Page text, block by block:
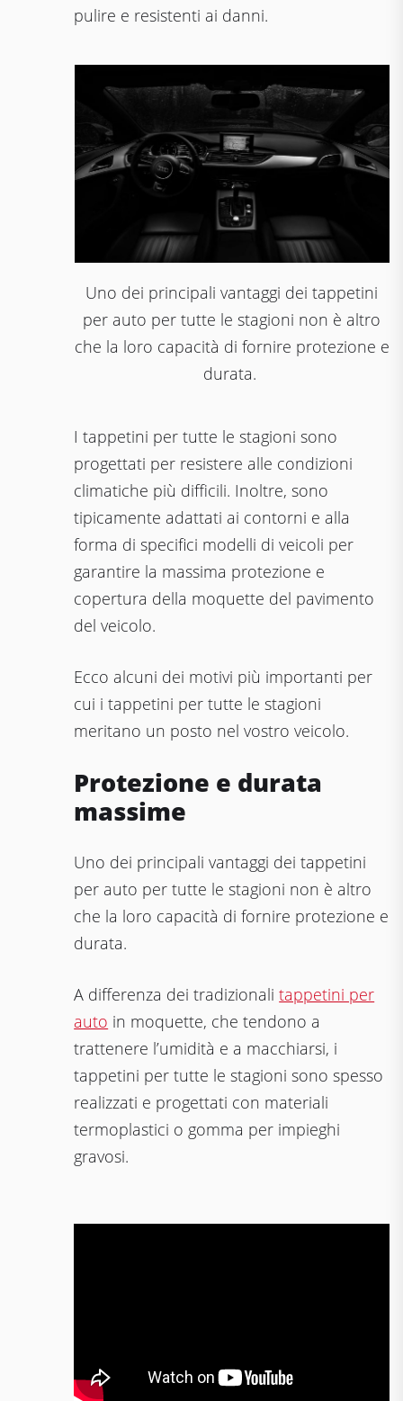
pulire e resistenti ai danni.
Uno dei principali vantaggi dei tappetini
per auto per tutte le stagioni non è altro
che la loro capacità di fornire protezione e
durata.
I tappetini per tutte le stagioni sono
progettati per resistere alle condizioni
climatiche più difficili. Inoltre, sono
tipicamente adattati ai contorni e alla
forma di specifici modelli di veicoli per
garantire la massima protezione e
copertura della moquette del pavimento
del veicolo.
Ecco alcuni dei motivi più importanti per
cui i tappetini per tutte le stagioni
meritano un posto nel vostro veicolo.
Protezione e durata
massime
Uno dei principali vantaggi dei tappetini
per auto per tutte le stagioni non è altro
che la loro capacità di fornire protezione e
durata.
A differenza dei tradizionalitappetini per
auto in moquette, che tendono a
trattenere l’umidità e a macchiarsi, i
tappetini per tutte le stagioni sono spesso
realizzati e progettati con materiali
termoplastici o gomma per impieghi
gravosi.